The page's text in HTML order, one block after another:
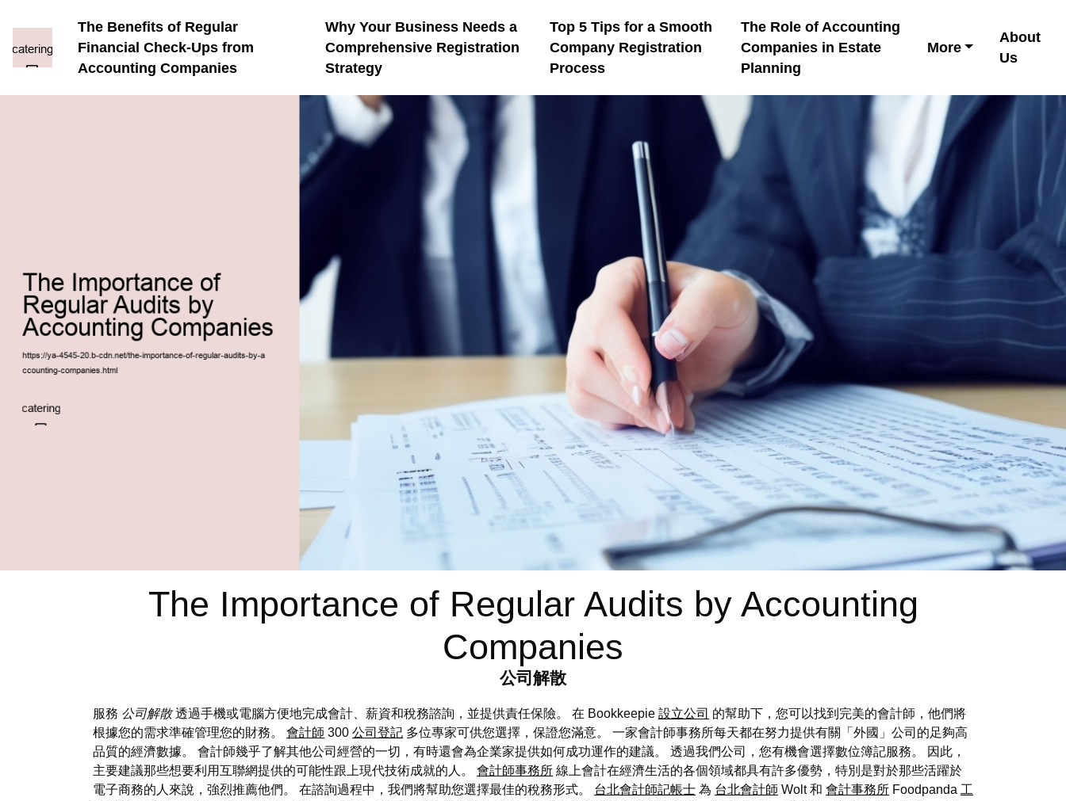
The Benefits of Regular
Financial Check-Ups from
Accounting Companies
Why Your Business Needs a
Comprehensive Registration
Strategy
Top 5 Tips for a Smooth
Company Registration
Process
The Role of Accounting
Companies in Estate
Planning
More
About
Us
The Importance of Regular Audits by Accounting
Companies
公司解散
服務 公司解散透過手機或電腦方便地完成會計、薪資和稅務諮詢，並提供責任保險。 在 Bookkeepie 設立公司 的幫助下，您可以找到完美的會計師，他們將
根據您的需求準確管理您的財務。 會計師 300 公司登記 多位專家可供您選擇，保證您滿意。 一家會計師事務所每天都在努力提供有關「外國」公司的足夠高
品質的經濟數據。 會計師幾乎了解其他公司經營的一切，有時還會為企業家提供如何成功運作的建議。 透過我們公司，您有機會選擇數位簿記服務。 因此，
主要建議那些想要利用互聯網提供的可能性跟上現代技術成就的人。 會計師事務所 線上會計在經濟生活的各個領域都具有許多優勢，特別是對於那些活躍於
電子商務的人來說，強烈推薦他們。 在諮詢過程中，我們將幫助您選擇最佳的稅務形式。 台北會計師記帳士 為 台北會計師 Wolt 和 會計事務所 Foodpanda 工